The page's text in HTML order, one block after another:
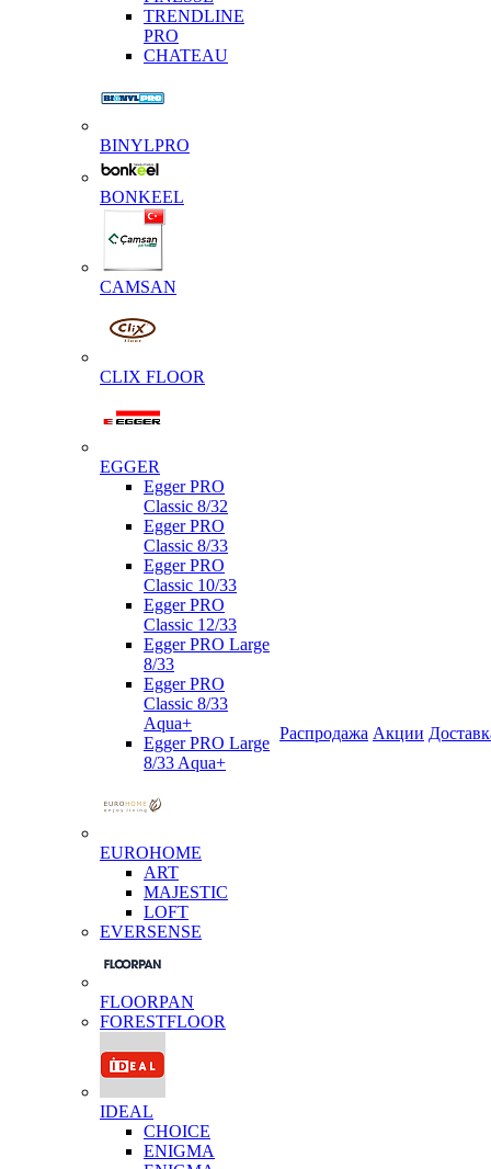
TRENDLINE
PRO
CHATEAU
BINYLPRO
BONKEEL
CAMSAN
CLIX FLOOR
EGGER
Egger PRO
Classic 8/32
Egger PRO
Classic 8/33
Egger PRO
Classic 10/33
Egger PRO
Classic 12/33
Egger PRO Large
8/33
Egger PRO
Classic 8/33
Aqua+
Egger PRO Large
8/33 Aqua+
EUROHOME
ART
MAJESTIC
LOFT
EVERSENSE
FLOORPAN
FORESTFLOOR
IDEAL
CHOICE
ENIGMA
Распродажа Акции